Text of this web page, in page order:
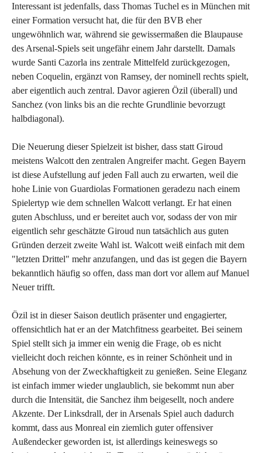
Interessant ist jedenfalls, dass Thomas Tuchel es in München mit
einer Formation versucht hat, die für den BVB eher
ungewöhnlich war, während sie gewissermaßen die Blaupause
des Arsenal-Spiels seit ungefähr einem Jahr darstellt. Damals
wurde Santi Cazorla ins zentrale Mittelfeld zurückgezogen,
neben Coquelin, ergänzt von Ramsey, der nominell rechts spielt,
aber eigentlich auch zentral. Davor agieren Özil (überall) und
Sanchez (von links bis an die rechte Grundlinie bevorzugt
halbdiagonal).
Die Neuerung dieser Spielzeit ist bisher, dass statt Giroud
meistens Walcott den zentralen Angreifer macht. Gegen Bayern
ist diese Aufstellung auf jeden Fall auch zu erwarten, weil die
hohe Linie von Guardiolas Formationen geradezu nach einem
Spielertyp wie dem schnellen Walcott verlangt. Er hat einen
guten Abschluss, und er bereitet auch vor, sodass der von mir
eigentlich sehr geschätzte Giroud nun tatsächlich aus guten
Gründen derzeit zweite Wahl ist. Walcott weiß einfach mit dem
"letzten Drittel" mehr anzufangen, und das ist gegen die Bayern
bekanntlich häufig so offen, dass man dort vor allem auf Manuel
Neuer trifft.
Özil ist in dieser Saison deutlich präsenter und engagierter,
offensichtlich hat er an der Matchfitness gearbeitet. Bei seinem
Spiel stellt sich ja immer ein wenig die Frage, ob es nicht
vielleicht doch reichen könnte, es in reiner Schönheit und in
Absehung von der Zweckhaftigkeit zu genießen. Seine Eleganz
ist einfach immer wieder unglaublich, sie bekommt nun aber
durch die Intensität, die Sanchez ihm beigesellt, noch andere
Akzente. Der Linksdrall, der in Arsenals Spiel auch dadurch
kommt, dass aus Monreal ein ziemlich guter offensiver
Außendecker geworden ist, ist allerdings keineswegs so